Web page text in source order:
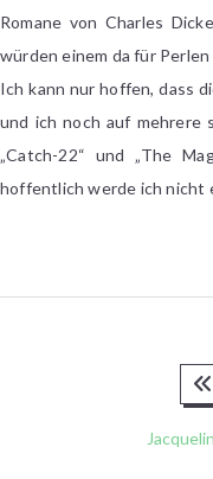
Romane von Charles
würden einem da für
Ich kann nur hoffen, dass
und ich noch auf mehrere
„Catch-22“ und „The
hoffentlich werde ich nicht